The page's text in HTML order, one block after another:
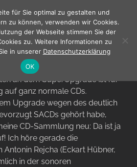
mit Ihrer „ Klangmagie“
an dem SuperUpgrade ist für
auf ganz normale CDs.
Upgrade wegen des deutlich
SACDs gehört habe,
CD-Sammlung neu: Da ist ja
Ich höre gerade die
Antonin Rejcha (Eckart Hübner,
in der sonoren
für Sie optimal zu gestalten und
zu können, verwenden wir Cookies.
der Webseite stimmen Sie der
zu. Weitere Informationen zu
in unserer Datenschutzerklärung
OK